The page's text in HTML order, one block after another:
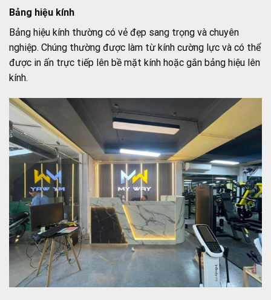
Bảng hiệu kính
Bảng hiệu kính thường có vẻ đẹp sang trọng và chuyên
nghiệp. Chúng thường được làm từ kính cường lực và có thể
được in ấn trực tiếp lên bề mặt kính hoặc gắn bảng hiệu lên
kính.